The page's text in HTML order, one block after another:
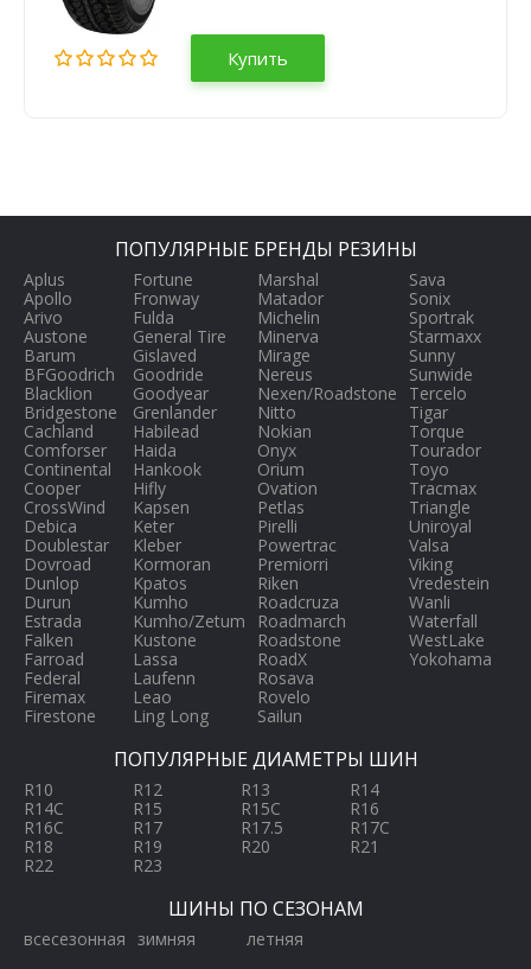
Купить
ПОПУЛЯРНЫЕ БРЕНДЫ РЕЗИНЫ
Aplus
Apollo
Arivo
Austone
Barum
BFGoodrich
Blacklion
Bridgestone
Cachland
Comforser
Continental
Cooper
CrossWind
Debica
Doublestar
Dovroad
Dunlop
Durun
Estrada
Falken
Farroad
Federal
Firemax
Firestone
Fortune
Fronway
Fulda
General Tire
Gislaved
Goodride
Goodyear
Grenlander
Habilead
Haida
Hankook
Hifly
Kapsen
Keter
Kleber
Kormoran
Kpatos
Kumho
Kumho/Zetum
Kustone
Lassa
Laufenn
Leao
Ling Long
Marshal
Matador
Michelin
Minerva
Mirage
Nereus
Nexen/Roadstone
Nitto
Nokian
Onyx
Orium
Ovation
Petlas
Pirelli
Powertrac
Premiorri
Riken
Roadcruza
Roadmarch
Roadstone
RoadX
Rosava
Rovelo
Sailun
Sava
Sonix
Sportrak
Starmaxx
Sunny
Sunwide
Tercelo
Tigar
Torque
Tourador
Toyo
Tracmax
Triangle
Uniroyal
Valsa
Viking
Vredestein
Wanli
Waterfall
WestLake
Yokohama
ПОПУЛЯРНЫЕ ДИАМЕТРЫ ШИН
R10 R12 R13
R14
R14C
R15 R15C
R16
R16C
R17 R17.5
R17C
R18
R19 R20
R21
R22
R23
ШИНЫ ПО СЕЗОНАМ
всесезонная зимняя летняя